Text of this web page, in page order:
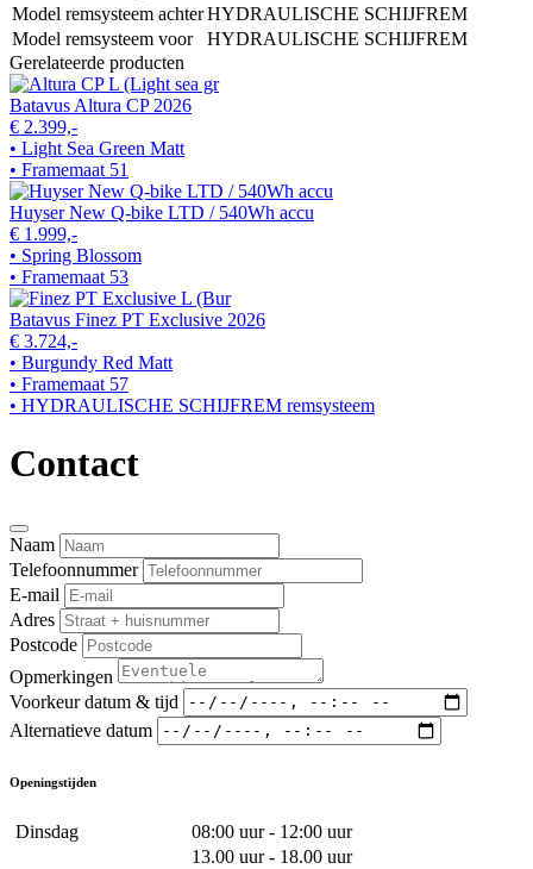
Model remsysteem achterHYDRAULISCHE SCHIJFREM
Model remsysteem voor
HYDRAULISCHE SCHIJFREM
Gerelateerde producten
Batavus Altura CP 2026
€ 2.399,-
• Light Sea Green Matt
• Framemaat 51
Huyser New Q-bike LTD / 540Wh accu
€ 1.999,-
• Spring Blossom
• Framemaat 53
Batavus Finez PT Exclusive 2026
€ 3.724,-
• Burgundy Red Matt
• Framemaat 57
• HYDRAULISCHE SCHIJFREM remsysteem
Contact
Naam
Telefoonnummer
E-mail
Adres
Postcode
Opmerkingen
Voorkeur datum & tijd
Alternatieve datum
Openingstijden
Dinsdag
08:00 uur - 12:00 uur
13.00 uur - 18.00 uur